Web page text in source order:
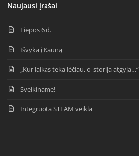
Naujausi įrašai
Liepos 6 d.
Išvyka į Kauną
„Kur laikas teka lėčiau, o istorija atgyja…“
Sveikiname!
Integruota STEAM veikla